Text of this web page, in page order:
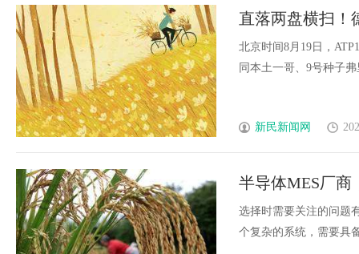
直落两盘横扫！
四强
北京时间8月19日，
同本土一哥、9号种子
新民新闻网
半导体MES厂商
选择时需要关注的问题
个复杂的系统，需要具